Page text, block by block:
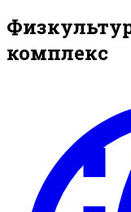
комплекс